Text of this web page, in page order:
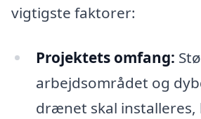
vigtigste faktorer:
Projektets omfang:
arbejdsområdet og
drænet skal installeres,